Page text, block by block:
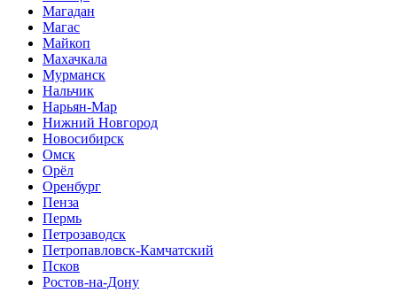
Магадан
Магас
Майкоп
Махачкала
Мурманск
Нальчик
Нарьян-Мар
Нижний Новгород
Новосибирск
Омск
Орёл
Оренбург
Пенза
Пермь
Петрозаводск
Петропавловск-Камчатский
Псков
Ростов-на-Дону